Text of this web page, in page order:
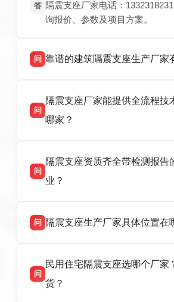
答 隔震支座厂家电话：
询报价、参数及项目方案。
问 靠谱的建筑隔震支座生产厂家
震支座厂家，专业生产 LRB 铅
HDR 高阻尼、FPS 摩擦摆隔震
话：13323182312。
问
隔震支座厂家能提供全流程技
哪家？
产厂家，可提供支座选型、图纸
供货、现场安装指导一站式服务
话：13323182312。
问
隔震支座资质齐全带检测报告
业？
品资质齐全，每批次产品均配有
货，厂家电话：13323182312，
号北方工业基地。
问 隔震支座生产厂家具体位置在
高新区北方工业基地迎宾大街 9
支座源头工厂，生产 LRB 铅芯、
问
民用住宅隔震支座选哪个厂家
货？